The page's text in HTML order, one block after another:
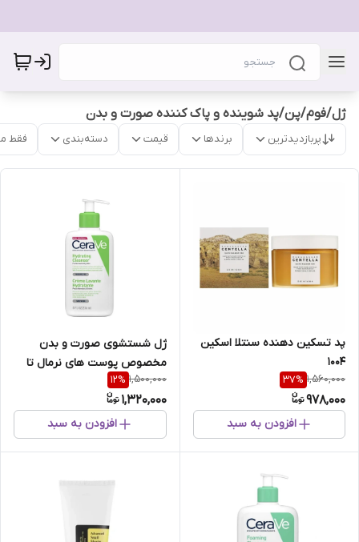
ژل/فوم/پن/پد شوینده و پاک کننده صورت و بدن
پربازدیدترین برندها قیمت دسته‌بندی فقط
پد تسکین دهنده سنتلا اسکین
1004
1,560,000
37%
978,000
افزودن به سبد
ژل شستشوی صورت و بدن
مخصوص پوست های نرمال تا
خشک سراوی حجم 236 میل
1,500,000
12%
1,320,000
افزودن به سبد